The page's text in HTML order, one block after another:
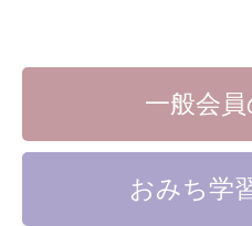
一般会
おみち学